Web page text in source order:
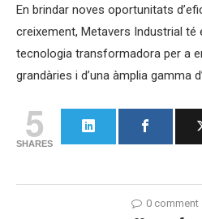
En brindar noves oportunitats
creixement, Metavers Industrial té
tecnologia transformadora per a
grandàries i d’una àmplia gamma
5
SHARES
0 comment